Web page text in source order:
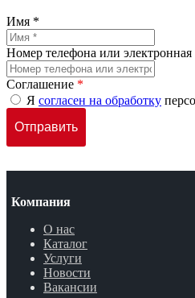
Имя *
Номер телефона или электронная
Соглашение *
Я согласен на обработку
Компания
О нас
Каталог
Услуги
Новости
Вакансии